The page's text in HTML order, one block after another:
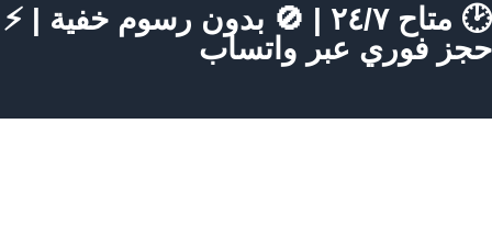
🕑 متاح ٢٤/٧ | 🚫 بدون رسوم خفية | ⚡
حجز فوري عبر واتساب